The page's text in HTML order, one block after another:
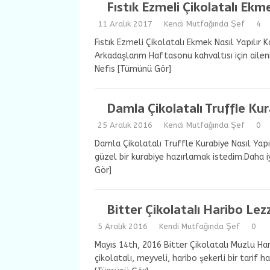
Fıstık Ezmeli Çikolatalı
11 Aralık 2017 Kendi Mutfağında Şef 4
Fıstık Ezmeli Çikolatalı Ekmek Nasıl
Arkadaşlarım Haftasonu kahvaltısı için
Nefis [Tümünü Gör]
Damla Çikolatalı Truffle
25 Aralık 2016 Kendi Mutfağında Şef 0
Damla Çikolatalı Truffle Kurabiye Nasıl
güzel bir kurabiye hazırlamak
Gör]
Bitter Çikolatalı Haribo
5 Aralık 2016 Kendi Mutfağında Şef 0
Mayıs 14th, 2016 Bitter Çikolatalı Muzlu
çikolatalı, meyveli, haribo şekerli bir tarif